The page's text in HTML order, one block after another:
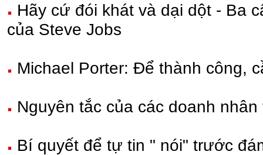
Hãy cứ đói khát và dại dột - Ba
của Steve Jobs
Michael Porter: Để thành công,
Nguyên tắc của các doanh
Bí quyết để tự tin " nói" trước